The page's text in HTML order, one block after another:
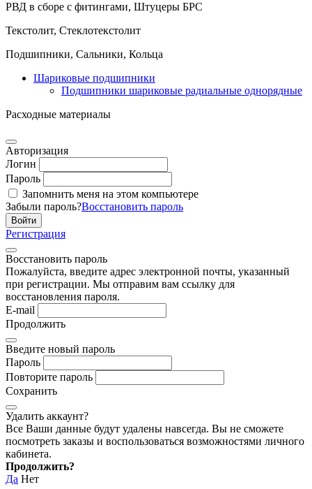
РВД в сборе с фитингами, Штуцеры БРС
Текстолит, Стеклотекстолит
Подшипники, Сальники, Кольца
Шариковые подшипники
Подшипники шариковые радиальные однорядные
Расходные материалы
Авторизация
Логин
Пароль
Запомнить меня на этом компьютере
Забыли пароль?Восстановить пароль
Регистрация
Восстановить пароль
Пожалуйста, введите адрес электронной почты, указанный
при регистрации. Мы отправим вам ссылку для
восстановления пароля.
E-mail
Продолжить
Введите новый пароль
Пароль
Повторите пароль
Сохранить
Удалить аккаунт?
Все Ваши данные будут удалены навсегда. Вы не сможете
посмотреть заказы и воспользоваться возможностями личного
кабинета.
Продолжить?
Да Нет